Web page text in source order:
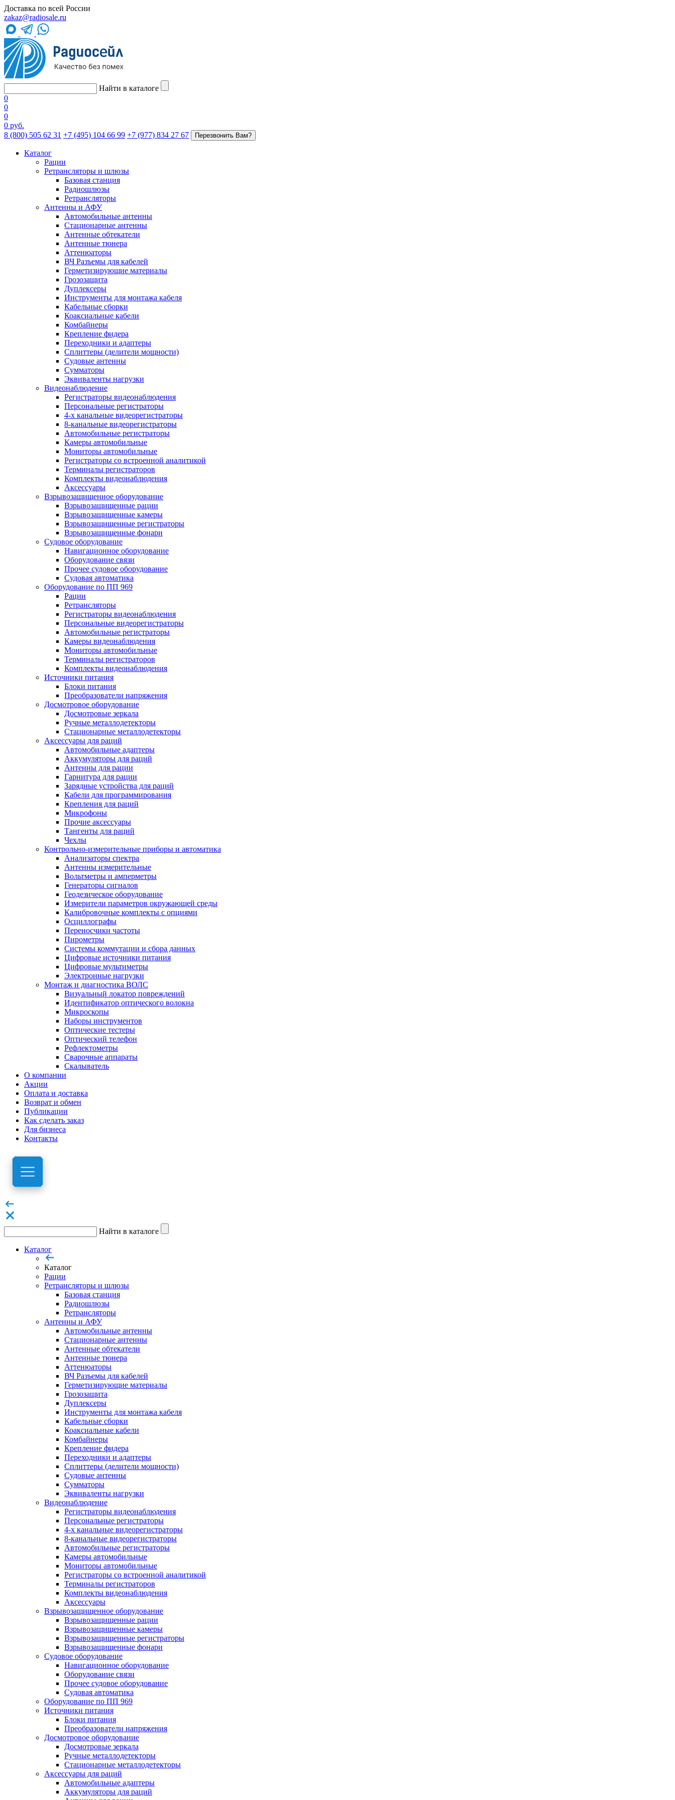
Доставка по всей России
zakaz@radiosale.ru
Найти в каталоге
0
0
0
0 руб.
8 (800) 505 62 31 +7 (495) 104 66 99 +7 (977) 834 27 67 Перезвонить Вам?
Каталог
Рации
Ретрансляторы и шлюзы
Базовая станция
Радиошлюзы
Ретрансляторы
Антенны и АФУ
Автомобильные антенны
Стационарные антенны
Антенные обтекатели
Антенные тюнера
Аттенюаторы
ВЧ Разъемы для кабелей
Герметизирующие материалы
Грозозащита
Дуплексеры
Инструменты для монтажа кабеля
Кабельные сборки
Коаксиальные кабели
Комбайнеры
Крепление фидера
Переходники и адаптеры
Сплиттеры (делители мощности)
Судовые антенны
Сумматоры
Эквиваленты нагрузки
Видеонаблюдение
Регистраторы видеонаблюдения
Персональные регистраторы
4-х канальные видеорегистраторы
8-канальные видеорегистраторы
Автомобильные регистраторы
Камеры автомобильные
Мониторы автомобильные
Регистраторы со встроенной аналитикой
Терминалы регистраторов
Комплекты видеонаблюдения
Аксессуары
Взрывозащищенное оборудование
Взрывозащищенные рации
Взрывозащищенные камеры
Взрывозащищенные регистраторы
Взрывозащищенные фонари
Судовое оборудование
Навигационное оборудование
Оборудование связи
Прочее судовое оборудование
Судовая автоматика
Оборудование по ПП 969
Рации
Ретрансляторы
Регистраторы видеонаблюдения
Персональные видеорегистраторы
Автомобильные регистраторы
Камеры видеонаблюдения
Мониторы автомобильные
Терминалы регистраторов
Комплекты видеонаблюдения
Источники питания
Блоки питания
Преобразователи напряжения
Досмотровое оборудование
Досмотровые зеркала
Ручные металлодетекторы
Стационарные металлодетекторы
Аксессуары для раций
Автомобильные адаптеры
Аккумуляторы для раций
Антенны для рации
Гарнитура для рации
Зарядные устройства для раций
Кабели для программирования
Крепления для раций
Микрофоны
Прочие аксессуары
Тангенты для раций
Чехлы
Контрольно-измерительные приборы и автоматика
Анализаторы спектра
Антенны измерительные
Вольтметры и амперметры
Генераторы сигналов
Геодезическое оборудование
Измерители параметров окружающей среды
Калибровочные комплекты с опциями
Осциллографы
Переносчики частоты
Пирометры
Системы коммутации и сбора данных
Цифровые источники питания
Цифровые мультиметры
Электронные нагрузки
Монтаж и диагностика ВОЛС
Визуальный локатор повреждений
Идентификатор оптического волокна
Микроскопы
Наборы инструментов
Оптические тестеры
Оптический телефон
Рефлектометры
Сварочные аппараты
Скалыватель
О компании
Акции
Оплата и доставка
Возврат и обмен
Публикации
Как сделать заказ
Для бизнеса
Контакты
Найти в каталоге
Каталог
Каталог
Рации
Ретрансляторы и шлюзы
Базовая станция
Радиошлюзы
Ретрансляторы
Антенны и АФУ
Автомобильные антенны
Стационарные антенны
Антенные обтекатели
Антенные тюнера
Аттенюаторы
ВЧ Разъемы для кабелей
Герметизирующие материалы
Грозозащита
Дуплексеры
Инструменты для монтажа кабеля
Кабельные сборки
Коаксиальные кабели
Комбайнеры
Крепление фидера
Переходники и адаптеры
Сплиттеры (делители мощности)
Судовые антенны
Сумматоры
Эквиваленты нагрузки
Видеонаблюдение
Регистраторы видеонаблюдения
Персональные регистраторы
4-х канальные видеорегистраторы
8-канальные видеорегистраторы
Автомобильные регистраторы
Камеры автомобильные
Мониторы автомобильные
Регистраторы со встроенной аналитикой
Терминалы регистраторов
Комплекты видеонаблюдения
Аксессуары
Взрывозащищенное оборудование
Взрывозащищенные рации
Взрывозащищенные камеры
Взрывозащищенные регистраторы
Взрывозащищенные фонари
Судовое оборудование
Навигационное оборудование
Оборудование связи
Прочее судовое оборудование
Судовая автоматика
Оборудование по ПП 969
Источники питания
Блоки питания
Преобразователи напряжения
Досмотровое оборудование
Досмотровые зеркала
Ручные металлодетекторы
Стационарные металлодетекторы
Аксессуары для раций
Автомобильные адаптеры
Аккумуляторы для раций